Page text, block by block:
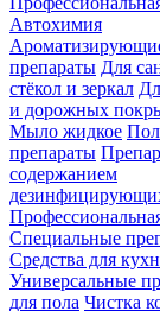
Автохимия
препараты Для
стёкол и зеркал
и дорожных
Мыло жидкое
препараты
содержанием
Специальные
Средства для
Универсальные
для пола Чистка